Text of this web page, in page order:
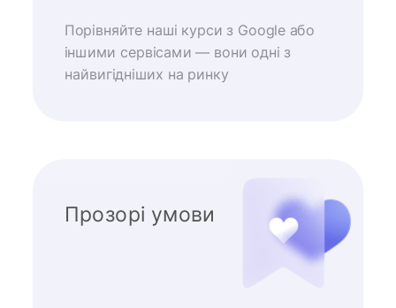
Порівняйте наші курси з Google або
іншими сервісами — вони одні з
найвигідніших на ринку
Прозорі умови